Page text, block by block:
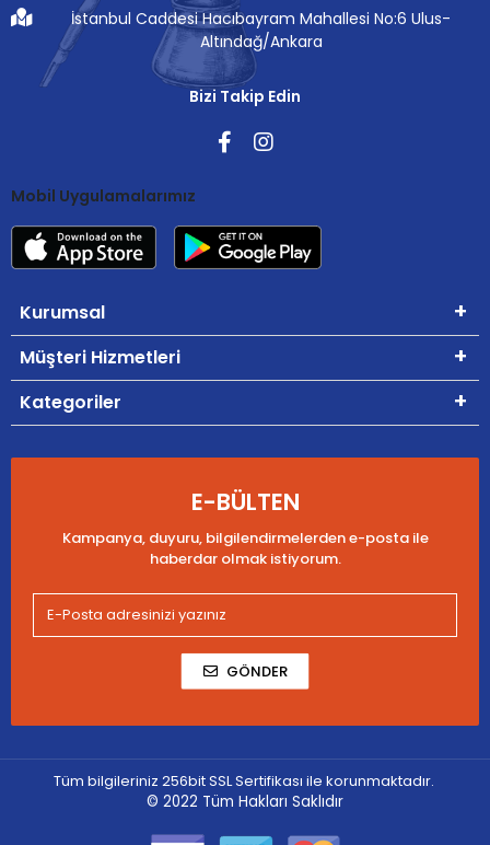
İstanbul Caddesi Hacıbayram Mahallesi No:6 Ulus-
Altındağ/Ankara
Bizi Takip Edin
Mobil Uygulamalarımız
Kurumsal
Müşteri Hizmetleri
Kategoriler
E-BÜLTEN
Kampanya, duyuru, bilgilendirmelerden e-posta ile
haberdar olmak istiyorum.
GÖNDER
Tüm bilgileriniz 256bit SSL Sertifikası ile korunmaktadır.
© 2022 Tüm Hakları Saklıdır